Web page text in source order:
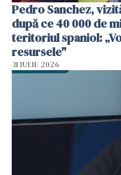
Pedro Sanchez,
după ce 40 000 de
teritoriul spaniol:
resursele"
31 IULIE 2026